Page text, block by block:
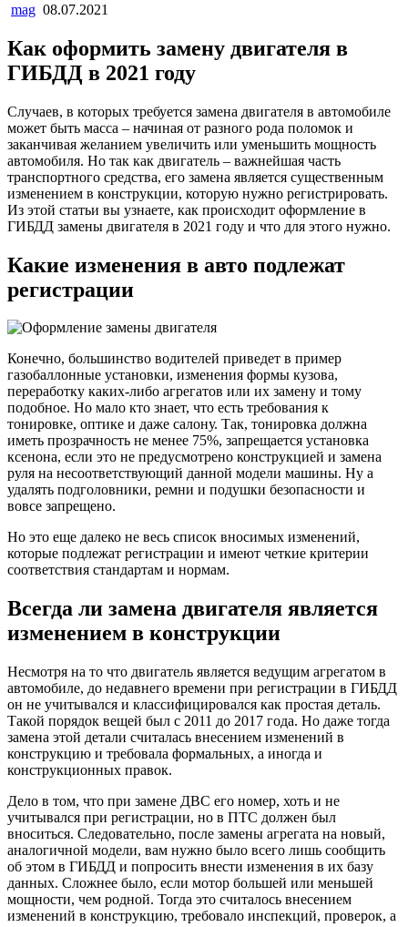
mag 08.07.2021
Как оформить замену двигателя в
ГИБДД в 2021 году
Случаев, в которых требуется замена двигателя в автомобиле
может быть масса – начиная от разного рода поломок и
заканчивая желанием увеличить или уменьшить мощность
автомобиля. Но так как двигатель – важнейшая часть
транспортного средства, его замена является существенным
изменением в конструкции, которую нужно регистрировать.
Из этой статьи вы узнаете, как происходит оформление в
ГИБДД замены двигателя в 2021 году и что для этого нужно.
Какие изменения в авто подлежат
регистрации
Конечно, большинство водителей приведет в пример
газобаллонные установки, изменения формы кузова,
переработку каких-либо агрегатов или их замену и тому
подобное. Но мало кто знает, что есть требования к
тонировке, оптике и даже салону. Так, тонировка должна
иметь прозрачность не менее 75%, запрещается установка
ксенона, если это не предусмотрено конструкцией и замена
руля на несоответствующий данной модели машины. Ну а
удалять подголовники, ремни и подушки безопасности и
вовсе запрещено.
Но это еще далеко не весь список вносимых изменений,
которые подлежат регистрации и имеют четкие критерии
соответствия стандартам и нормам.
Всегда ли замена двигателя является
изменением в конструкции
Несмотря на то что двигатель является ведущим агрегатом в
автомобиле, до недавнего времени при регистрации в ГИБДД
он не учитывался и классифицировался как простая деталь.
Такой порядок вещей был с 2011 до 2017 года. Но даже тогда
замена этой детали считалась внесением изменений в
конструкцию и требовала формальных, а иногда и
конструкционных правок.
Дело в том, что при замене ДВС его номер, хоть и не
учитывался при регистрации, но в ПТС должен был
вноситься. Следовательно, после замены агрегата на новый,
аналогичной модели, вам нужно было всего лишь сообщить
об этом в ГИБДД и попросить внести изменения в их базу
данных. Сложнее было, если мотор большей или меньшей
мощности, чем родной. Тогда это считалось внесением
изменений в конструкцию, требовало инспекций, проверок, а